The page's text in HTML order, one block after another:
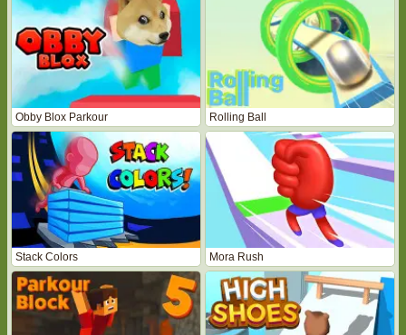
Obby Blox Parkour Rolling Ball
Stack Colors Mora Rush